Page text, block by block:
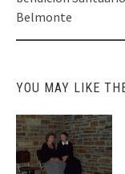
Belmonte
YOU MAY LIKE